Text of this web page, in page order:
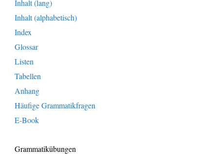
Inhalt (lang)
Inhalt (alphabetisch)
Index
Glossar
Listen
Tabellen
Anhang
Häufige Grammatikfragen
E-Book
Grammatikübungen